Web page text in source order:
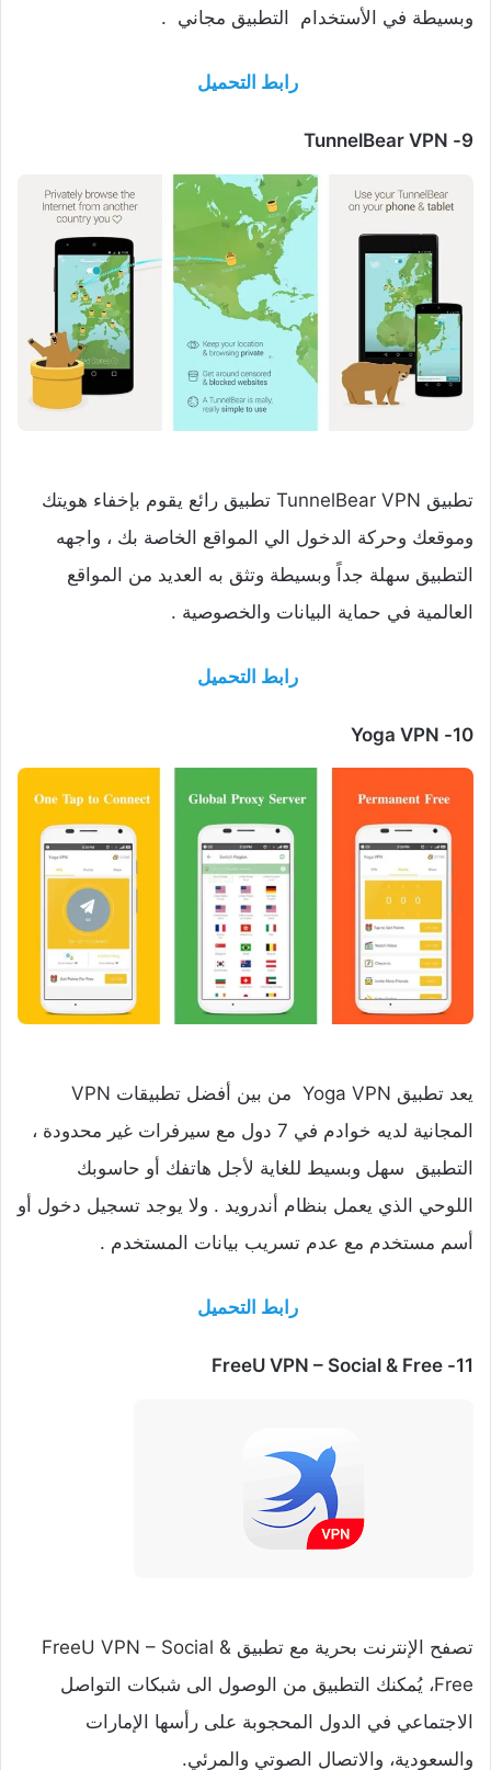
وبسيطة في الأستخدام التطبيق مجاني .
رابط التحميل
9-
TunnelBear VPN
تطبيق TunnelBear VPN تطبيق رائع يقوم بإخفاء هويتك
وموقعك وحركة الدخول الي المواقع الخاصة بك ، واجهه
التطبيق سهلة جداً وبسيطة وتثق به العديد من المواقع
العالمية في حماية البيانات والخصوصية .
رابط التحميل
10-
Yoga VPN
يعد تطبيق Yoga VPN من بين أفضل تطبيقات VPN
المجانية لديه خوادم في 7 دول مع سيرفرات غير محدودة ،
التطبيق سهل وبسيط للغاية لأجل هاتفك أو حاسوبك
اللوحي الذي يعمل بنظام أندرويد . ولا يوجد تسجيل دخول أو
أسم مستخدم مع عدم تسريب بيانات المستخدم .
رابط التحميل
11- FreeU VPN – Social & Free‏
تصفح الإنترنت بحرية مع تطبيق FreeU VPN – Social &
Free‏، يُمكنك التطبيق من الوصول الى شبكات التواصل
الاجتماعي في الدول المحجوبة على رأسها الإمارات
والسعودية، والاتصال الصوتي والمرئي.